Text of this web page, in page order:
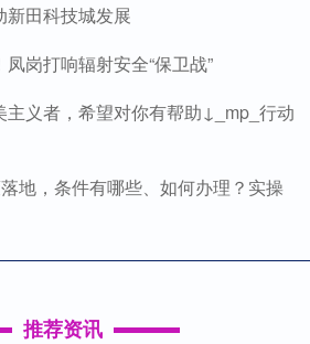
新田科技城发展
岗打响辐射安全“保卫战”
主义者，希望对你有帮助↓_mp_行动
地，条件有哪些、如何办理？实操
推荐资讯